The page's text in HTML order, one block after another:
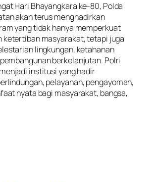
Hari Bhayangkara ke-80, Polda
akan terus menghadirkan
yang tidak hanya memperkuat
ketertiban masyarakat, tetapi juga
lingkungan, ketahanan
berkelanjutan. Polri
institusi yang hadir
pelayanan, pengayoman,
nyata bagi masyarakat, bangsa,